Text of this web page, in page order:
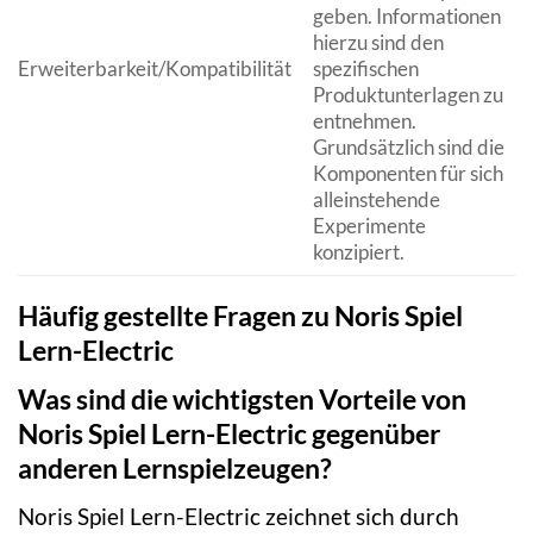
Erweiterbarkeit/Kompatibilität
geben. Informationen
hierzu sind den
spezifischen
Produktunterlagen zu
entnehmen.
Grundsätzlich sind die
Komponenten für sich
alleinstehende
Experimente
konzipiert.
Häufig gestellte Fragen zu Noris Spiel
Lern-Electric
Was sind die wichtigsten Vorteile von
Noris Spiel Lern-Electric gegenüber
anderen Lernspielzeugen?
Noris Spiel Lern-Electric zeichnet sich durch